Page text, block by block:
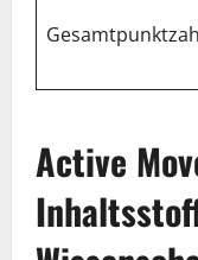
Active